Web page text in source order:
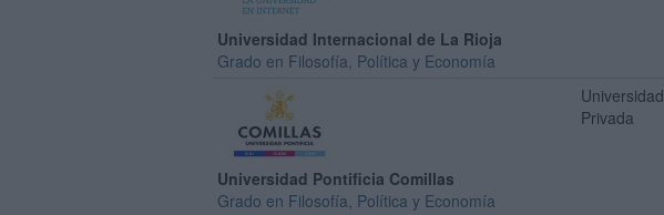
Universidad Internacional de La Rioja
Grado en Filosofía, Política y Economía
Universidad Pontificia Comillas
Grado en Filosofía, Política y Economía
Universidad
Privada